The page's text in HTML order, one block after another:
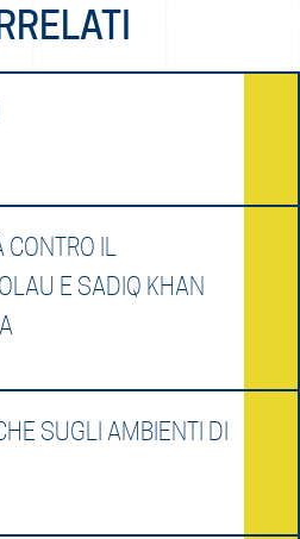
CONTRO IL
E SADIQ KHAN
SUGLI AMBIENTI DI